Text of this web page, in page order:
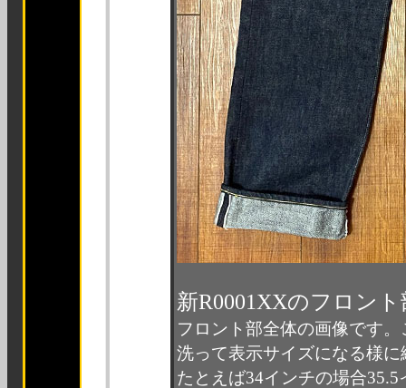
新R0001XXのフロント
フロント部全体の画像です
洗って表示サイズになる様
たとえば34インチの場合